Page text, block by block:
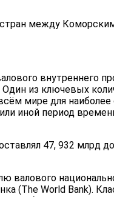
между
внутреннего
из ключевых
мире для наиболее
иной период
47, 932 млрд
валового
(The World Bank).